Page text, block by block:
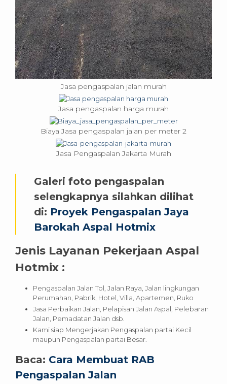
Jasa pengaspalan jalan murah
Jasa pengaspalan harga murah
Biaya Jasa pengaspalan jalan per meter 2
Jasa Pengaspalan Jakarta Murah
Galeri foto pengaspalan
selengkapnya silahkan dilihat
di: Proyek Pengaspalan Jaya
Barokah Aspal Hotmix
Jenis Layanan Pekerjaan Aspal
Hotmix :
Pengaspalan Jalan Tol, Jalan Raya, Jalan lingkungan
Perumahan, Pabrik, Hotel, Villa, Apartemen, Ruko
Jasa Perbaikan Jalan, Pelapisan Jalan Aspal, Pelebaran
Jalan, Pemadatan Jalan dsb.
Kami siap Mengerjakan Pengaspalan partai Kecil
maupun Pengaspalan partai Besar.
Baca: Cara Membuat RAB
Pengaspalan Jalan